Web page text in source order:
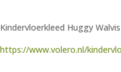
Kindervloerkleed Huggy
https://www.volero.nl/